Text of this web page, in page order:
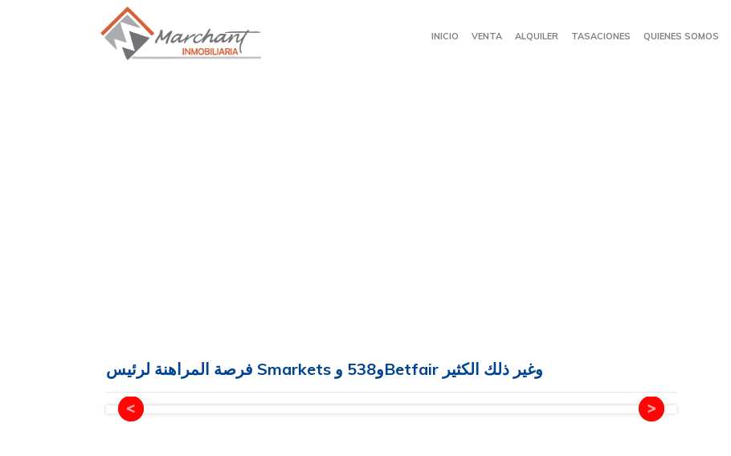
INICIO VENTA ALQUILER TASACIONES QUIENES SOMOS
فرصة المراهنة لرئيس Smarkets و538 وBetfair وغير ذلك الكثير